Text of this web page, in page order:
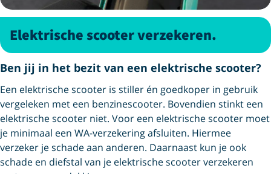
Elektrische scooter verzekeren.
Ben jij in het bezit van een elektrische scooter?
Een elektrische scooter is stiller én goedkoper in gebruik
vergeleken met een benzinescooter. Bovendien stinkt een
elektrische scooter niet. Voor een elektrische scooter moet
je minimaal een WA-verzekering afsluiten. Hiermee
verzeker je schade aan anderen. Daarnaast kun je ook
schade en diefstal van je elektrische scooter verzekeren